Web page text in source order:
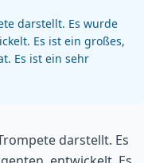
darstellt. Es wurde
Es ist ein großes,
Es ist ein sehr
darstellt. Es